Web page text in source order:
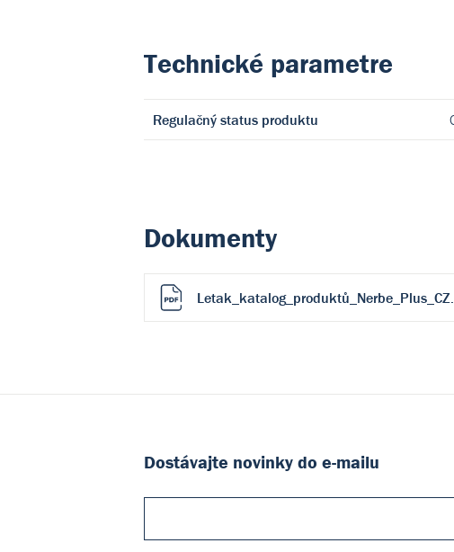
Technické parametre
Regulačný status produktu
Dokumenty
Dostávajte novinky do e-mailu